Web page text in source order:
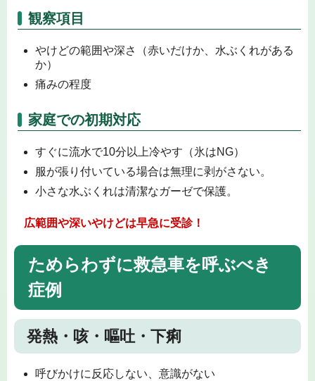
観察項目
やけどの範囲や深さ（赤いだけか、水ぶくれがある
か）
痛みの程度
家庭での初期対応
すぐに流水で10分以上冷やす（氷はNG）
服が張り付いている場合は無理に剥がさない。
小さな水ぶくれは清潔なガーゼで保護。
広範囲や深いやけどは早急に受診！
ためらわずに救急車を呼ぶべき
症例
発熱・咳・嘔吐・下痢
呼びかけに反応しない、意識がない